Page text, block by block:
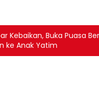
Kebaikan, Buka Puasa
ke Anak Yatim